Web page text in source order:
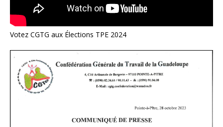
Votez CGTG aux Élections TPE 2024